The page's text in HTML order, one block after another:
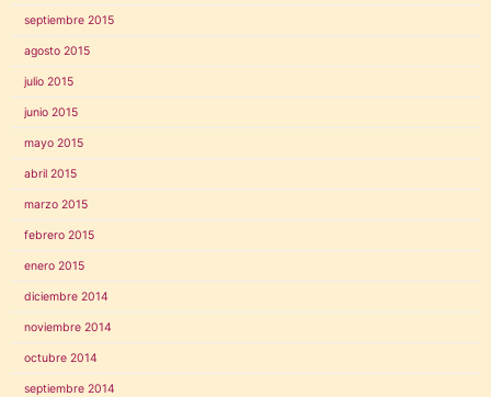
septiembre 2015
agosto 2015
julio 2015
junio 2015
mayo 2015
abril 2015
marzo 2015
febrero 2015
enero 2015
diciembre 2014
noviembre 2014
octubre 2014
septiembre 2014